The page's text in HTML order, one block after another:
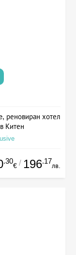
реновиран хотел
Китен
.30
€ / 196.17
лв.